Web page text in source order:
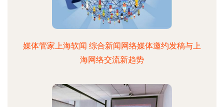
媒体管家上海软闻 综合新闻网络媒体邀约发稿与上
海网络交流新趋势